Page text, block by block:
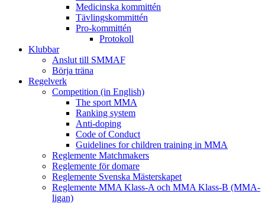
Medicinska kommittén
Tävlingskommittén
Pro-kommittén
Protokoll
Klubbar
Anslut till SMMAF
Börja träna
Regelverk
Competition (in English)
The sport MMA
Ranking system
Anti-doping
Code of Conduct
Guidelines for children training in MMA
Reglemente Matchmakers
Reglemente för domare
Reglemente Svenska Mästerskapet
Reglemente MMA Klass-A och MMA Klass-B (MMA-
ligan)